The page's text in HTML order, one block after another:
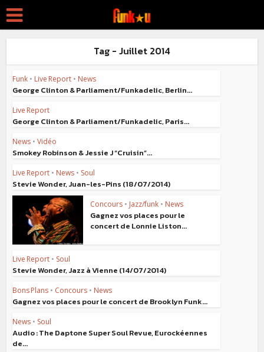
Tag - Juillet 2014
Funk • Live Report • News
George Clinton & Parliament/Funkadelic, Berlin...
Live Report
George Clinton & Parliament/Funkadelic, Paris...
News • Vidéo
Smokey Robinson & Jessie J “Cruisin”...
Live Report • News • Soul
Stevie Wonder, Juan-les-Pins (18/07/2014)
Concours • Jazz/funk • News
Gagnez vos places pour le
concert de Lonnie Liston...
Live Report • Soul
Stevie Wonder, Jazz à Vienne (14/07/2014)
Bons Plans • Concours • News
Gagnez vos places pour le concert de Brooklyn Funk...
News • Soul
Audio : The Daptone Super Soul Revue, Eurockéennes
de...